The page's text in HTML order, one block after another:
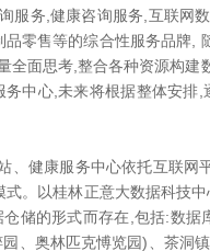
服务,健康咨询服务,互联网
零售等的综合性服务品牌,
全面思考,整合各种资源构建
务中心,未来将根据整体安排
健康服务中心依托互联网
。以桂林正意大数据科技
储的形式而存在,包括:数
、奥林匹克愽览园)、茶洞